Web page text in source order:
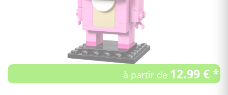
à partir de 12.99 € *